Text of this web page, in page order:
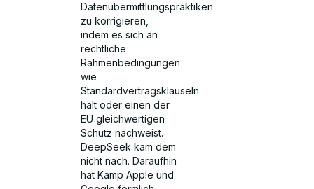
Datenübermittlungspraktiken
zu korrigieren,
indem es sich an
rechtliche
Rahmenbedingungen
wie
Standardvertragsklauseln
hält oder einen der
EU gleichwertigen
Schutz nachweist.
DeepSeek kam dem
nicht nach. Daraufhin
hat Kamp Apple und